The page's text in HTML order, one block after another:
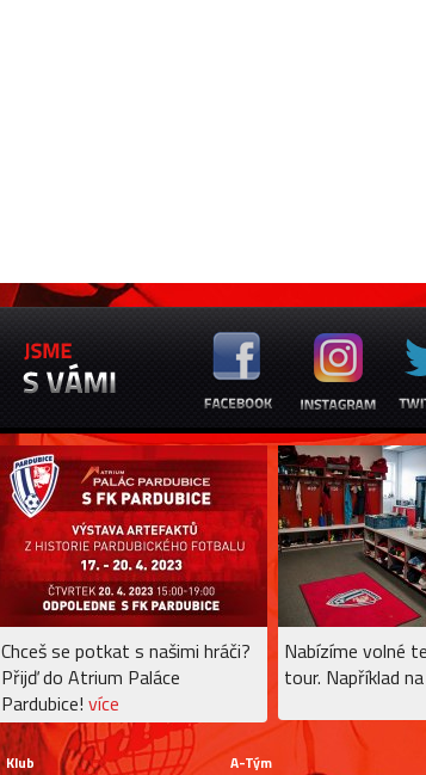
Chceš se potkat s našimi hráči?
Přijď do Atrium Paláce
Pardubice! více
Nabízíme volné
tour. Například
Klub
A-Tým